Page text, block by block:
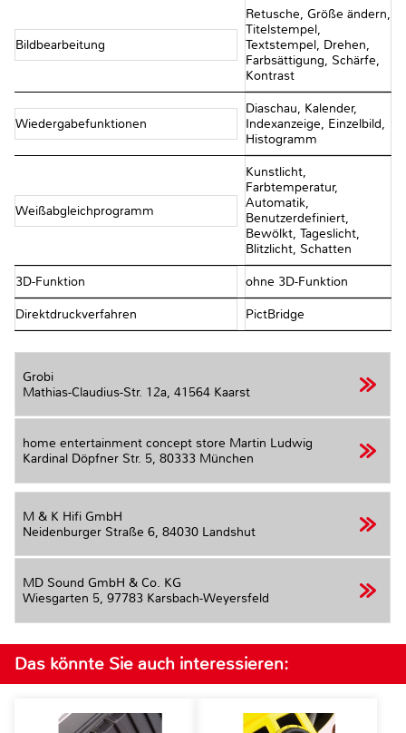
Bildbearbeitung
Retusche, Größe ändern,
Titelstempel,
Textstempel, Drehen,
Farbsättigung, Schärfe,
Kontrast
Wiedergabefunktionen
Diaschau, Kalender,
Indexanzeige, Einzelbild,
Histogramm
Weißabgleichprogramm
Kunstlicht,
Farbtemperatur,
Automatik,
Benutzerdefiniert,
Bewölkt, Tageslicht,
Blitzlicht, Schatten
3D-Funktion ohne 3D-Funktion
Direktdruckverfahren PictBridge
Grobi
Mathias-Claudius-Str. 12a, 41564 Kaarst
home entertainment concept store Martin Ludwig
Kardinal Döpfner Str. 5, 80333 München
M & K Hifi GmbH
Neidenburger Straße 6, 84030 Landshut
MD Sound GmbH & Co. KG
Wiesgarten 5, 97783 Karsbach-Weyersfeld
Das könnte Sie auch interessieren: